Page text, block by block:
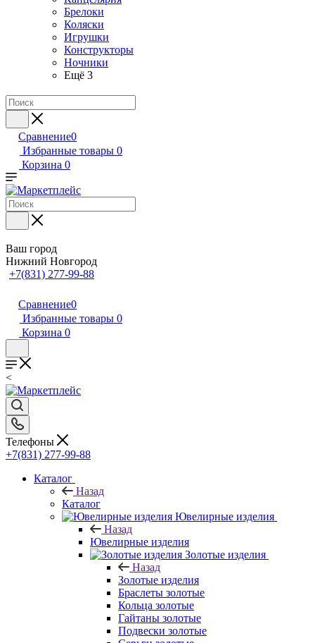
Брелоки
Коляски
Игрушки
Конструкторы
Ночники
Ещё 3
Сравнение0
Избранные товары 0
Корзина 0
Ваш город
Нижний Новгород
+7(831) 277-99-88
Сравнение0
Избранные товары 0
Корзина 0
<
Телефоны
+7(831) 277-99-88
Каталог
Назад
Каталог
Ювелирные изделия
Назад
Ювелирные изделия
Золотые изделия
Назад
Золотые изделия
Браслеты золотые
Кольца золотые
Гайтаны золотые
Подвески золотые